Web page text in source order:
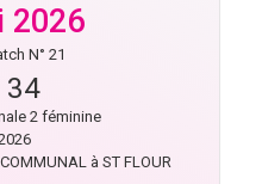
2026
N° 21
34
2 féminine
à ST FLOUR